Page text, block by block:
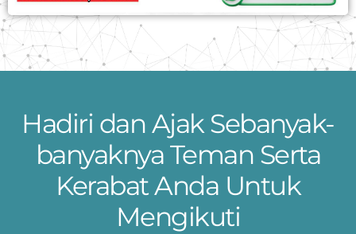
Hadiri dan Ajak Sebanyak-
banyaknya Teman Serta
Kerabat Anda Untuk
Mengikuti